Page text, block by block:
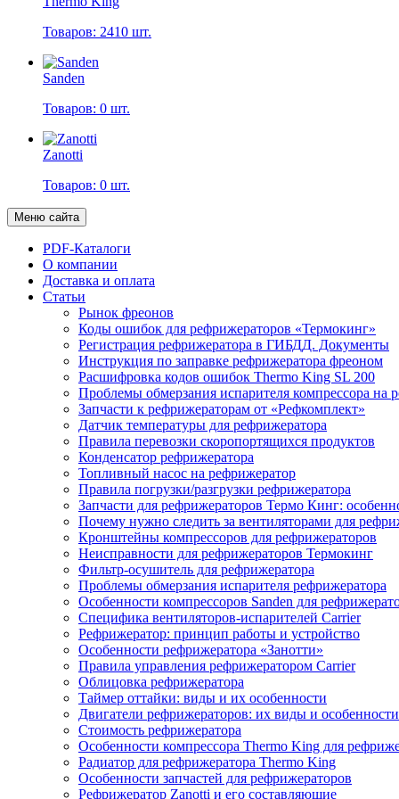
Товаров: 2410 шт.
Sanden
Товаров: 0 шт.
Zanotti
Товаров: 0 шт.
Меню сайта
PDF-Каталоги
О компании
Доставка и оплата
Статьи
Рынок фреонов
Коды ошибок для рефрижераторов «Термокинг»
Регистрация рефрижератора в ГИБДД. Документы
Инструкция по заправке рефрижератора фреоном
Расшифровка кодов ошибок Thermo King SL 200
Проблемы обмерзания испарителя компрессора на
Запчасти к рефрижераторам от «Рефкомплект»
Датчик температуры для рефрижератора
Правила перевозки скоропортящихся продуктов
Конденсатор рефрижератора
Топливный насос на рефрижератор
Правила погрузки/разгрузки рефрижератора
Запчасти для рефрижераторов Термо Кинг:
Почему нужно следить за вентиляторами для
Кронштейны компрессоров для рефрижераторов
Неисправности для рефрижераторов Термокинг
Фильтр-осушитель для рефрижератора
Проблемы обмерзания испарителя рефрижератора
Особенности компрессоров Sanden для
Специфика вентиляторов-испарителей Carrier
Рефрижератор: принцип работы и устройство
Особенности рефрижератора «Занотти»
Правила управления рефрижератором Carrier
Облицовка рефрижератора
Таймер оттайки: виды и их особенности
Двигатели рефрижераторов: их виды и особенности
Стоимость рефрижератора
Особенности компрессора Thermo King для
Радиатор для рефрижератора Thermo King
Особенности запчастей для рефрижераторов
Рефрижератор Zanotti и его составляющие